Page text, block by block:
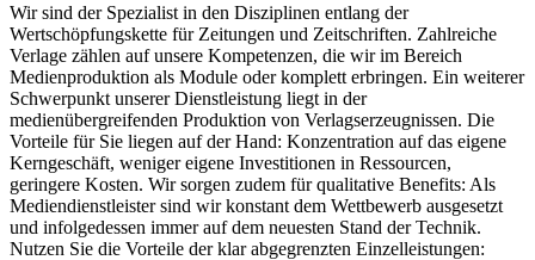
Wir sind der Spezialist in den Disziplinen entlang der
Wertschöpfungskette für Zeitungen und Zeitschriften. Zahlreiche
Verlage zählen auf unsere Kompetenzen, die wir im Bereich
Medienproduktion als Module oder komplett erbringen. Ein weiterer
Schwerpunkt unserer Dienstleistung liegt in der
medienübergreifenden Produktion von Verlagserzeugnissen. Die
Vorteile für Sie liegen auf der Hand: Konzentration auf das eigene
Kerngeschäft, weniger eigene Investitionen in Ressourcen,
geringere Kosten. Wir sorgen zudem für qualitative Benefits: Als
Mediendienstleister sind wir konstant dem Wettbewerb ausgesetzt
und infolgedessen immer auf dem neuesten Stand der Technik.
Nutzen Sie die Vorteile der klar abgegrenzten Einzelleistungen: